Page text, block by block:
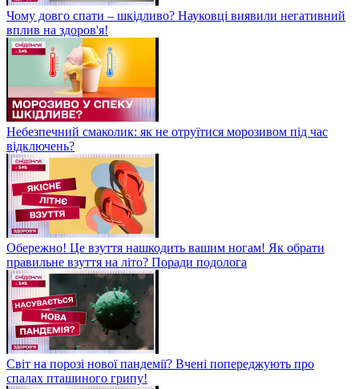
Чому довго спати – шкідливо? Науковці виявили негативний
вплив на здоров'я!
Небезпечний смаколик: як не отруїтися морозивом під час
відключень?
Обережно! Це взуття нашкодить вашим ногам! Як обрати
правильне взуття на літо? Поради подолога
Світ на порозі нової пандемії? Вчені попереджують про
спалах пташиного грипу!